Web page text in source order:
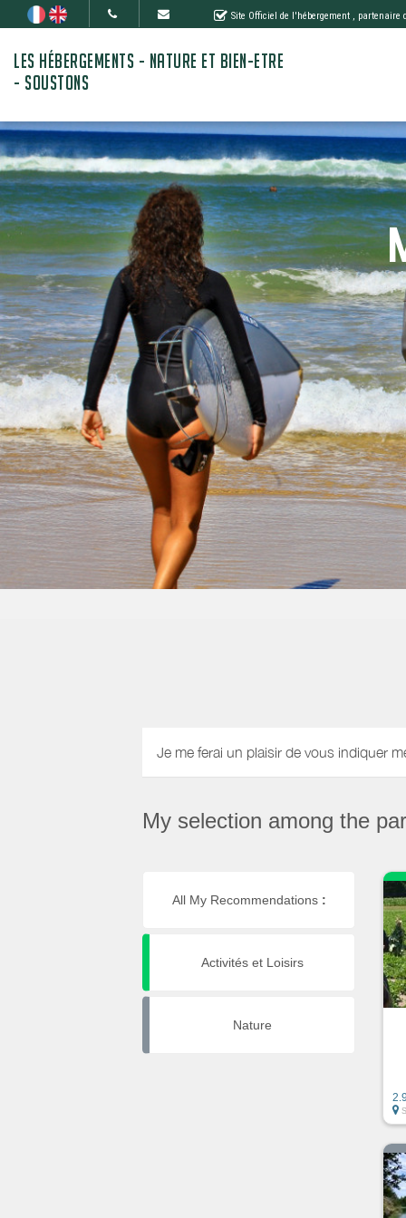
Site Officiel de l'hébergement , partenaire
LES HÉBERGEMENTS - NATURE ET BIEN-ETRE
- SOUSTONS
Je me ferai un plaisir de vous indiquer
My selection among the
All My Recommendations :
Activités et Loisirs
Nature